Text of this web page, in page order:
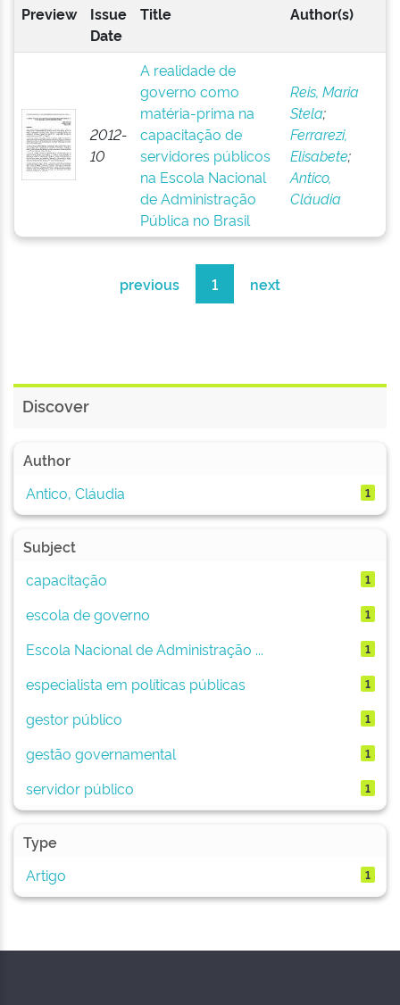
Preview
Issue
Date
Title Author(s)
2012-
10
A realidade de
governo como
matéria-prima na
capacitação de
servidores públicos
na Escola Nacional
de Administração
Pública no Brasil
Reis, Maria
Stela;
Ferrarezi,
Elisabete;
Antico,
Cláudia
previous 1 next
Discover
Author
Antico, Cláudia
1
Subject
capacitação
1
escola de governo 1
Escola Nacional de Administração ... 1
especialista em políticas públicas 1
gestor público 1
gestão governamental 1
servidor público 1
Type
Artigo
1